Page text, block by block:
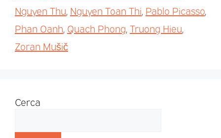
Nguyen Thu, Nguyen Toan Thi, Pablo Picasso,
Phan Oanh, Quach Phong,Truong Hieu,
Zoran Mušič
Cerca